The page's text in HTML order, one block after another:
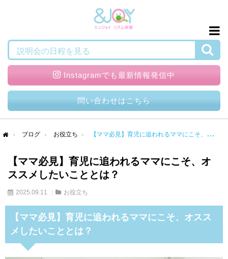
説明会の日程を見る
Instagramでも最新情報発信中
問い合わせはこちら
ブログ お役立ち 【ママ必見】育児に追われるママにこそ、オススメしたいこととは？
【ママ必見】育児に追われるママにこそ、オ
ススメしたいこととは？
2025.09.11 お役立ち
【ママ必見】育児に追われるママにこそ、オスス
メしたいこととは？